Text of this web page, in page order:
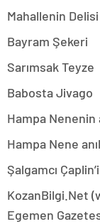
Mahallenin Delisi
Bayram Şekeri
Sarımsak Teyze
Babosta Jivago
Hampa Nenenin
Hampa Nene
Şalgamcı
KozanBilgi.Net
Egemen